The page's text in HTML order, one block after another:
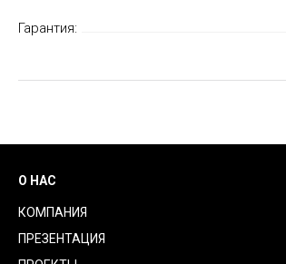
Гарантия:
О НАС
КОМПАНИЯ
ПРЕЗЕНТАЦИЯ